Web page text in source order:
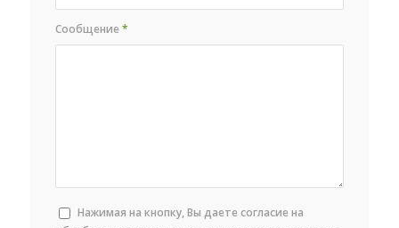
Сообщение*
Нажимая на кнопку, Вы даете согласие на